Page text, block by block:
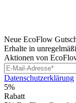
Neue EcoFlow
Erhalte in
Aktionen von
Datenschutzerklärung
5%
Rabatt